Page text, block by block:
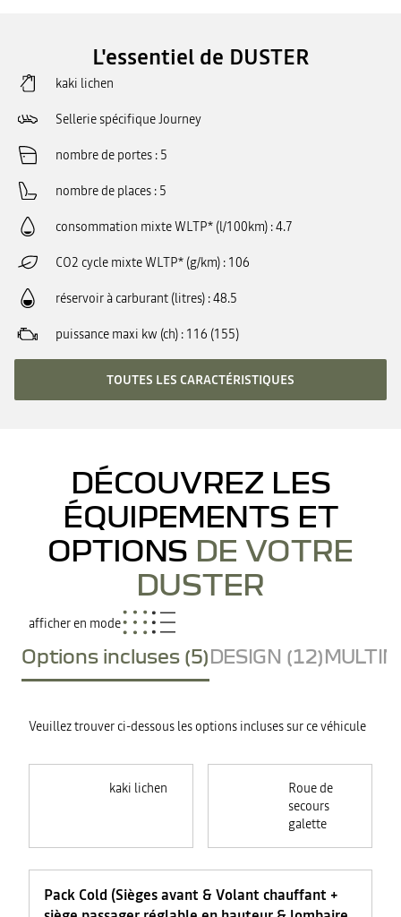
L'essentiel de DUSTER
kaki lichen
Sellerie spécifique Journey
nombre de portes 5
nombre de places 5
consommation mixte WLTP* (l/100km) 4.7
CO2 cycle mixte WLTP* (g/km) 106
réservoir à carburant (litres) 48.5
puissance maxi kw (ch) 116 (155)
TOUTES LES CARACTÉRISTIQUES
DÉCOUVREZ LES
ÉQUIPEMENTS ET
OPTIONS DE VOTRE
DUSTER
afficher en mode
Options incluses (5)DESIGN (12)
Veuillez trouver ci-dessous les options incluses sur ce véhicule
kaki lichen
Pack Cold (Sièges avant & Volant chauffant +
Roue de
secours
galette